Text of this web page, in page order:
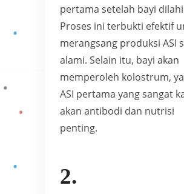
pertama setelah bayi
Proses ini terbukti efektif
merangsang produksi ASI
alami. Selain itu, bayi akan
memperoleh kolostrum,
ASI pertama yang sangat
akan antibodi dan nutrisi
penting.
2.